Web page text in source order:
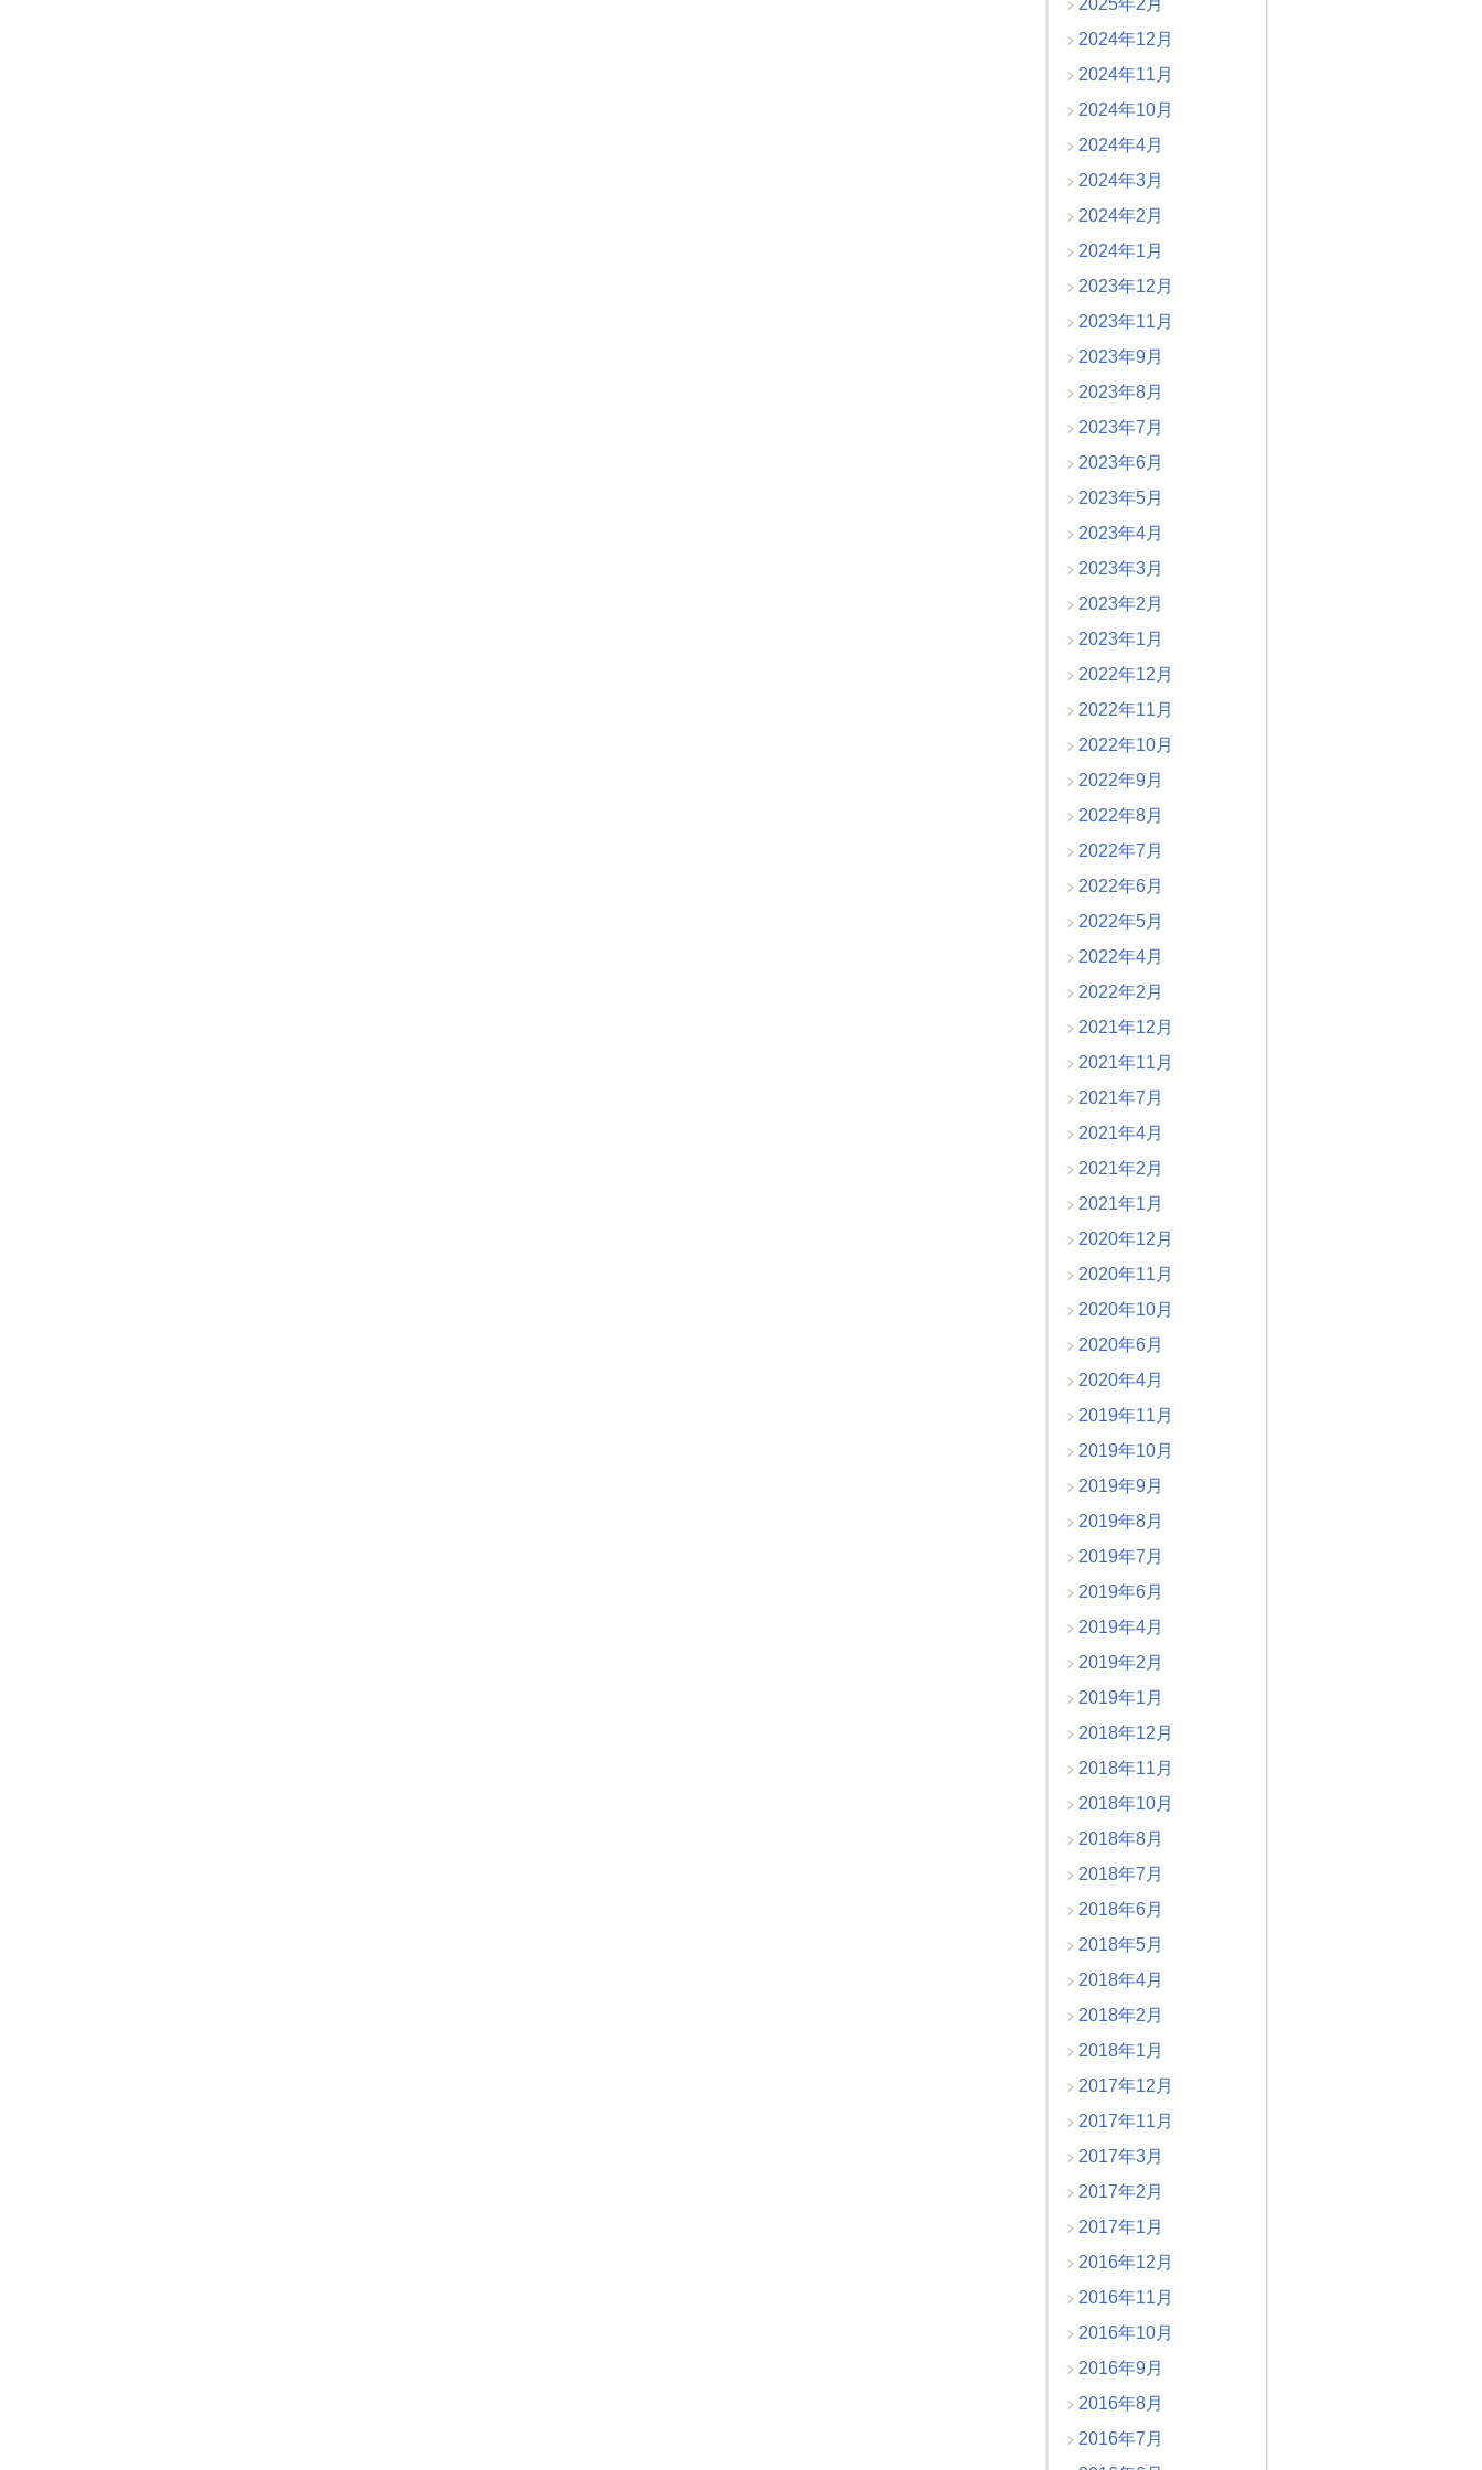
2025年2月
2024年12月
2024年11月
2024年10月
2024年4月
2024年3月
2024年2月
2024年1月
2023年12月
2023年11月
2023年9月
2023年8月
2023年7月
2023年6月
2023年5月
2023年4月
2023年3月
2023年2月
2023年1月
2022年12月
2022年11月
2022年10月
2022年9月
2022年8月
2022年7月
2022年6月
2022年5月
2022年4月
2022年2月
2021年12月
2021年11月
2021年7月
2021年4月
2021年2月
2021年1月
2020年12月
2020年11月
2020年10月
2020年6月
2020年4月
2019年11月
2019年10月
2019年9月
2019年8月
2019年7月
2019年6月
2019年4月
2019年2月
2019年1月
2018年12月
2018年11月
2018年10月
2018年8月
2018年7月
2018年6月
2018年5月
2018年4月
2018年2月
2018年1月
2017年12月
2017年11月
2017年3月
2017年2月
2017年1月
2016年12月
2016年11月
2016年10月
2016年9月
2016年8月
2016年7月